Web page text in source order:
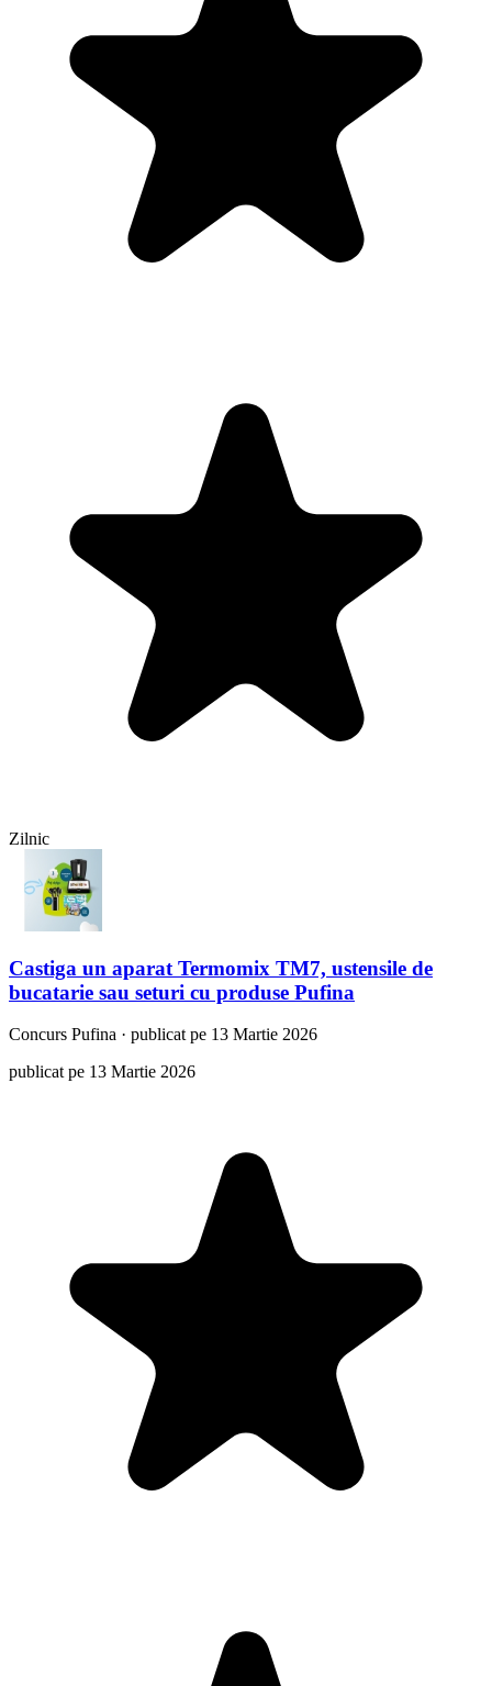
Zilnic
Castiga un aparat Termomix TM7, ustensile de
bucatarie sau seturi cu produse Pufina
Concurs Pufina · publicat pe 13 Martie 2026
publicat pe 13 Martie 2026